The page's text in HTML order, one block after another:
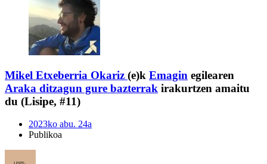
Mikel Etxeberria Okariz (e)k Emagin egilearen
Araka ditzagun gure bazterrak irakurtzen amaitu
du (Lisipe, #11)
2023ko abu. 24a
Publikoa